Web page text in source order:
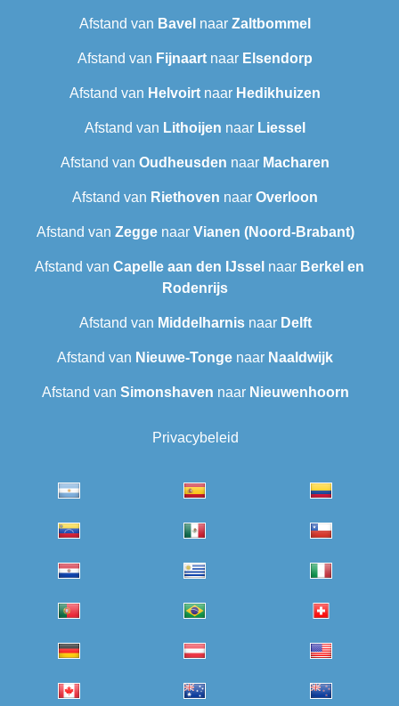
Afstand van Bavel naar Zaltbommel
Afstand van Fijnaart naar Elsendorp
Afstand van Helvoirt naar Hedikhuizen
Afstand van Lithoijen naar Liessel
Afstand van Oudheusden naar Macharen
Afstand van Riethoven naar Overloon
Afstand van Zeggenaar Vianen (Noord-Brabant)
Afstand van Capelle aan den IJssel naar Berkel en
Rodenrijs
Afstand van Middelharnisnaar Delft
Afstand van Nieuwe-Tonge naar Naaldwijk
Afstand van Simonshaven naar Nieuwenhoorn
Privacybeleid